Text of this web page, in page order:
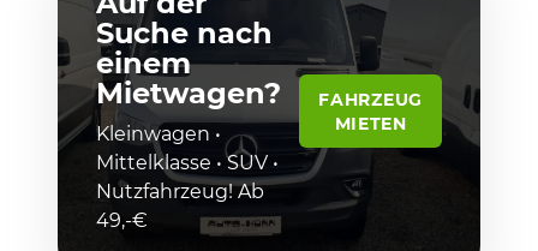
Suche nach
einem
Mietwagen?
Kleinwagen •
Mittelklasse • SUV •
Nutzfahrzeug! Ab
49,-€
FAHRZEUG
MIETEN